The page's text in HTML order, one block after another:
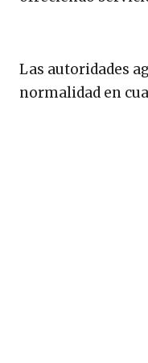
Las autoridades
normalidad en